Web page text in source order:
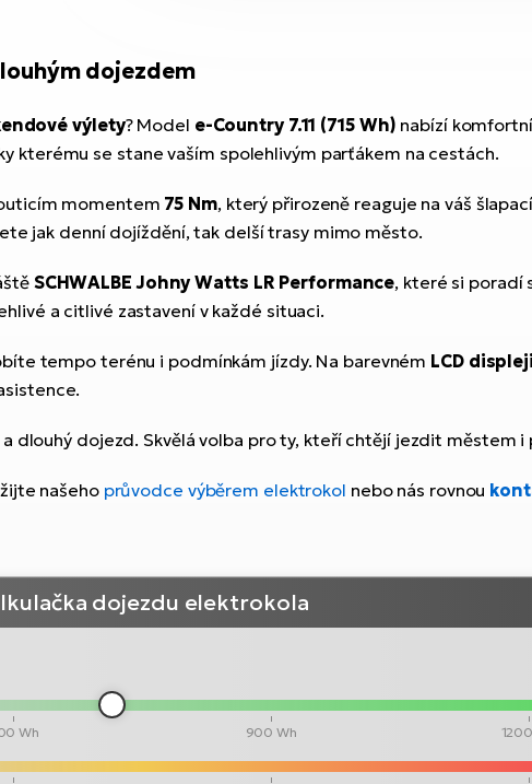
dojezdem
výlety? Model e-Country 7.11 (715 Wh) nabízí
kterému se stane vaším spolehlivým parťákem na cestách.
momentem 75 Nm, který přirozeně reaguje na váš
jak denní dojíždění, tak delší trasy mimo město.
SCHWALBE Johny Watts LR Performance, které si poradí
a citlivé zastavení v každé situaci.
tempo terénu i podmínkám jízdy. Na barevném LCD
dlouhý dojezd. Skvělá volba pro ty, kteří chtějí jezdit městem i
našeho průvodce výběrem elektrokol nebo nás rovnou
dojezdu elektrokola
Wh 900 Wh